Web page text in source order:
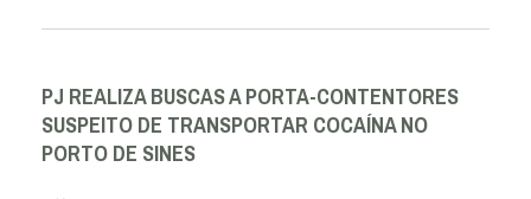
PJ REALIZA BUSCAS A PORTA-CONTENTORES
SUSPEITO DE TRANSPORTAR COCAÍNA NO
PORTO DE SINES